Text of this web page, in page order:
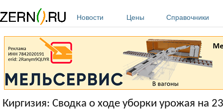
Новости
Цены Справочники
Киргизия: Сводка о ходе уборки урожая на